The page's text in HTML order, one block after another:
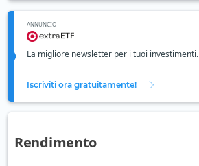
ANNUNCIO
La migliore newsletter per i tuoi investimenti.
Iscriviti ora gratuitamente!
Rendimento